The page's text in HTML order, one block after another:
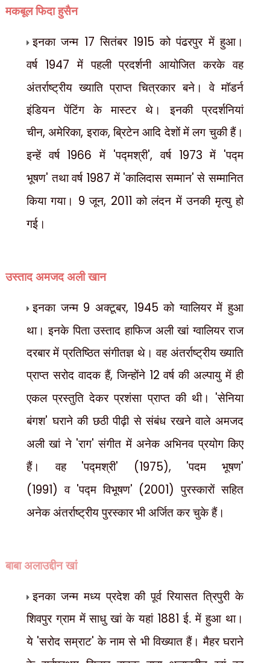
मकबूल फिदा हुसैन
इनका जन्म 17 सितंबर 1915 को पंढरपुर में हुआ।
वर्ष 1947 में पहली प्रदर्शनी आयोजित करके वह
अंतर्राष्ट्रीय ख्याति प्राप्त चित्रकार बने। वे मॉडर्न
इंडियन पेंटिंग के मास्टर थे। इनकी प्रदर्शनियां
चीन,अमेरिका,इराक,ब्रिटेन आदि देशों में लग चुकी हैं।
इन्हें वर्ष 1966 में 'पद्मश्री',वर्ष 1973 में 'पद्म
भूषण'तथा वर्ष 1987 में 'कालिदास सम्मान'से सम्मानित
किया गया। 9 जून, 2011 को लंदन में उनकी मृत्यु हो
गई।
उस्ताद अमजद अली खान
इनका जन्म 9 अक्टूबर, 1945 को ग्वालियर में हुआ
था। इनके पिता उस्ताद हाफिज अली खां ग्वालियर राज
दरबार में प्रतिष्ठित संगीतज्ञ थे। वह अंतर्राष्ट्रीय ख्याति
प्राप्त सरोद वादक हैं,जिन्होंने 12 वर्ष की अल्पायु में ही
एकल प्रस्तुति देकर प्रशंसा प्राप्त की थी। 'सेनिया
बंगश'घराने की छठी पीढ़ी से संबंध रखने वाले अमजद
अली खां ने 'राग'संगीत में अनेक अभिनव प्रयोग किए
हैं। वह 'पद्मश्री' (1975), 'पदम भूषण'
(1991)व 'पद्म विभूषण' (2001)पुरस्कारों सहित
अनेक अंतर्राष्ट्रीय पुरस्कार भी अर्जित कर चुके हैं।
बाबा अलाउद्दीन खां
इनका जन्म मध्य प्रदेश की पूर्व रियासत त्रिपुरी के
शिवपुर ग्राम में साधु खां के यहां 1881 ई. में हुआ था।
ये 'सरोद सम्राट'के नाम से भी विख्यात हैं। मैहर घराने